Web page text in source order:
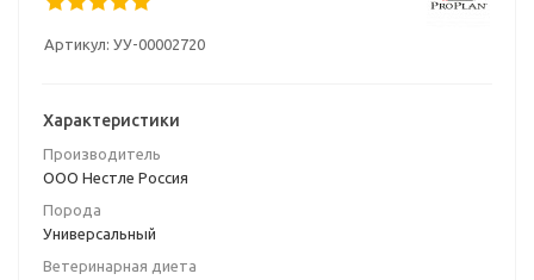
Артикул: УУ-00002720
Характеристики
Производитель
ООО Нестле Россия
Порода
Универсальный
Ветеринарная диета